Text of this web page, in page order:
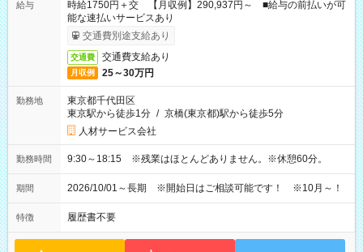
給与
時給1750円＋交 【月収例】290,937円～ ■給与の前払いが可
能な速払いサービスあり
交通費別途支給あり
交通費 交通費支給あり
月収例 25～30万円
勤務地
東京都千代田区
東京駅から徒歩1分 / 京橋(東京都)駅から徒歩5分
人材サービス会社
勤務時間 9:30～18:15 ※残業はほとんどありません。※休憩60分。
期間 2026/10/01～長期 ※開始日はご相談可能です！ ※10月～！
特徴 履歴書不要